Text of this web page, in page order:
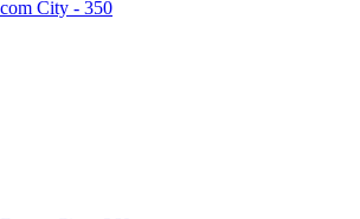
City - 350